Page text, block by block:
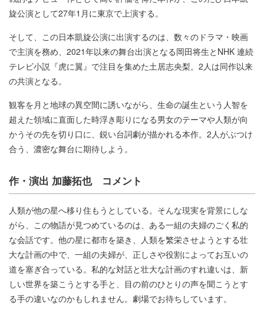
旋公演として27年1月に東京で上演する。
そして、この日本凱旋公演に出演するのは、数々のドラマ・映画
で主演を務め、2021年以来の舞台出演となる岡田将生とNHK 連続
テレビ小説『虎に翼』で注目を集めた土居志央梨。2人は同作以来
の共演となる。
観客を月と地球の異空間に誘いながら、生命の誕生という人智を
超えた領域に直面した時浮き彫りになる男女のテーマや人類が向
かうその先を切り口に、鋭い台詞劇が描かれる本作。2人がぶつけ
合う、濃密な舞台に期待しよう。
作・演出 加藤拓也 コメント
人類が他の星へ移り住もうとしている。そんな現実を背景にしな
がら、この物語が見つめているのは、ある一組の夫婦のごく私的
な会話です。他の星に都市を築き、人類を繁栄させようとする壮
大な計画の中で、一組の夫婦が、正しさや役割によってお互いの
道を塞ぎ合っている。私的な対話と壮大な計画のすれ違いは、新
しい世界を築こうとする手と、目の前のひとりの声を聞こうとす
る手の違いなのかもしれません。劇場でお待ちしています。